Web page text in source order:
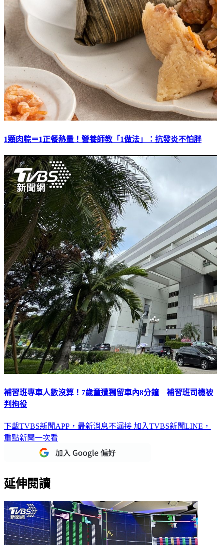
1顆肉粽＝1正餐熱量！營養師教「1做法」：抗發炎不怕胖
補習班專車人數沒算！7歲童遭獨留車內8分鐘 補習班司機被
判拘役
下載TVBS新聞APP，最新消息不漏接 加入TVBS新聞LINE，
重點新聞一次看
延伸閱讀